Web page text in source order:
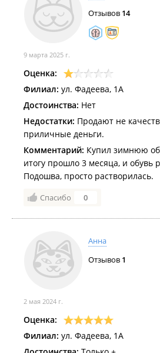
Отзывов 14
9 марта 2025 г.
Оценка:
Филиал: ул. Фадеева, 1А
Достоинства: Нет
Недостатки: Продают не
приличные деньги.
Комментарий: Купил зимнюю
итогу прошло 3 месяца, и обувь
Подошва, просто растворилась.
Спасибо 0
Анна
Отзывов 1
2 мая 2024 г.
Оценка:
Филиал: ул. Фадеева, 1А